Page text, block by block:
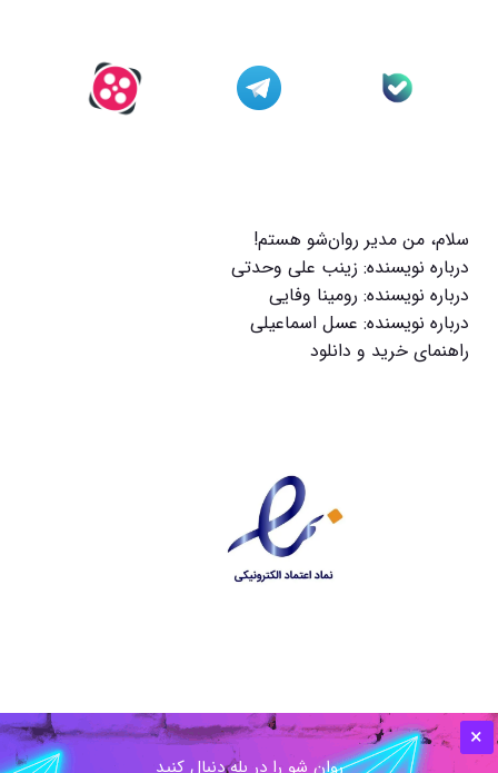
سلام، من مدیر روان‌شو هستم!
درباره نویسنده: زینب علی وحدتی
درباره نویسنده: رومینا وفایی
درباره نویسنده: عسل اسماعیلی
راهنمای خرید و دانلود